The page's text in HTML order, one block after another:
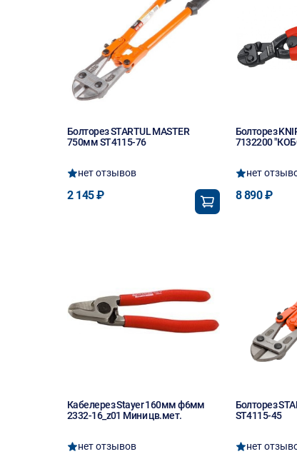
Болторез STARTUL MASTER
750мм ST4115-76
нет отзывов
2 145 ₽
Болторез
7132200
нет
8 890 ₽
Кабелерез Stayer 160мм ф6мм
2332-16_z01 Мини цв.мет.
нет отзывов
Болторез
ST4115-45
нет